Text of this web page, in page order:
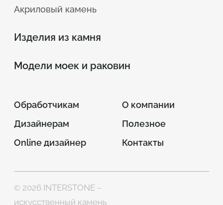
Акриловый камень
Изделия из камня
Модели моек и раковин
Обработчикам
Дизайнерам
Online дизайнер
О компании
Полезное
Контакты
© 2026 INTERSTONE –
искусственный камень